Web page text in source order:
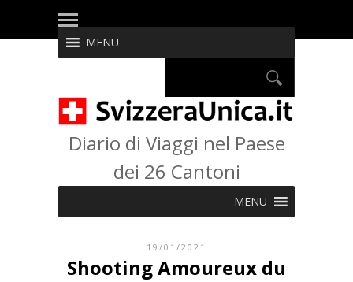
MENU
Diario di Viaggi nel Paese
dei 26 Cantoni
MENU
19/01/2021
Shooting Amoureux du